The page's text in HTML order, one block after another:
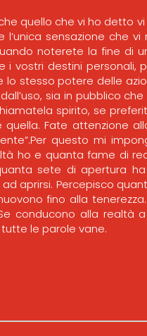
quello che vi ho detto
l’unica sensazione che
noterete la fine di
i vostri destini
lo stesso potere delle
sia in pubblico
spirito, se
quella. Fate attenzione
questo mi
ho e quanta fame di
sete di apertura
aprirsi. Percepisco
fino alla
conducono alla realtà
le parole vane.